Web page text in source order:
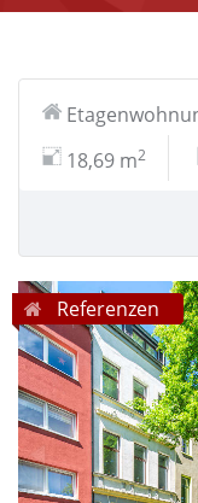
18,69 m2
Referenzen